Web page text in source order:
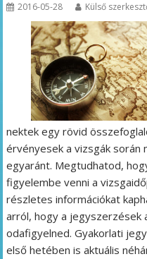
2016-05-28 Külső
nektek egy rövid
érvényesek a vizsgák során
egyaránt. Megtudhatod,
figyelembe venni a
részletes információkat
arról, hogy a jegyszerzések
odafigyelned. Gyakorlati
első hetében is aktuális